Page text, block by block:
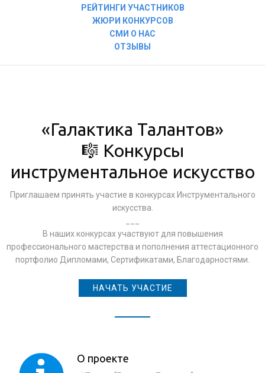
РЕЙТИНГИ УЧАСТНИКОВ
ЖЮРИ КОНКУРСОВ
СМИ О НАС
ОТЗЫВЫ
«Галактика Талантов»
🎼 Конкурсы
инструментальное искусство
Приглашаем принять участие в конкурсах Инструментального
искусства.
В наших конкурсах участвуют для повышения
профессионального мастерства и пополнения аттестационного
портфолио Дипломами, Сертификатами, Благодарностями.
НАЧАТЬ УЧАСТИЕ
О проекте